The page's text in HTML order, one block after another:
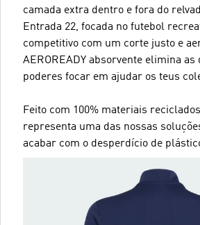
camada extra dentro e fora do
Entrada 22, focada no futebol
competitivo com um corte justo e
AEROREADY absorvente elimina
poderes focar em ajudar os teus
Feito com 100% materiais
representa uma das nossas
acabar com o desperdício de